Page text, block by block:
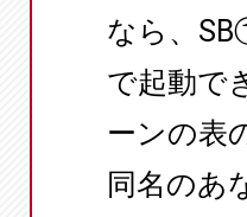
なら、
で起動で
ーンの表
同名のあ